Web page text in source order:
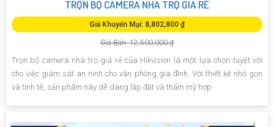
TRỌN BỘ CAMERA NHÀ TRỌ GIÁ RẺ
Giá Khuyến Mại: 8,802,800 ₫
Giá Bán: 12,500,000 ₫
Trọn bộ camera nhà trọ giá rẻ của Hikvision là một lựa chọn tuyệt vời
cho việc giám sát an ninh cho văn phòng gia đình. Với thiết kế nhỏ gọn
và tinh tế, sản phẩm này dễ dàng lắp đặt và thẩm mỹ hợp